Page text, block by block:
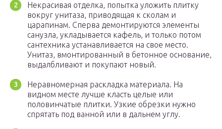
Некрасивая отделка, попытка уложить плитку
вокруг унитаза, приводящая к сколам и
царапинам. Сперва демонтируются элементы
санузла, укладывается кафель, и только потом
сантехника устанавливается на свое место.
Унитаз, вмонтированный в бетонное основание,
выдалбливают и покупают новый.
Неравномерная раскладка материала. На
видном месте лучше класть целые или
половинчатые плитки. Узкие обрезки нужно
спрятать под ванной или в дальнем углу.